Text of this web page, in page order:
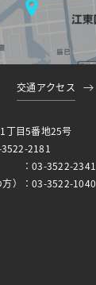
交通アクセス
丁⽬5番地25号
2181
：03-3522-2341
）
：03-3522-1040